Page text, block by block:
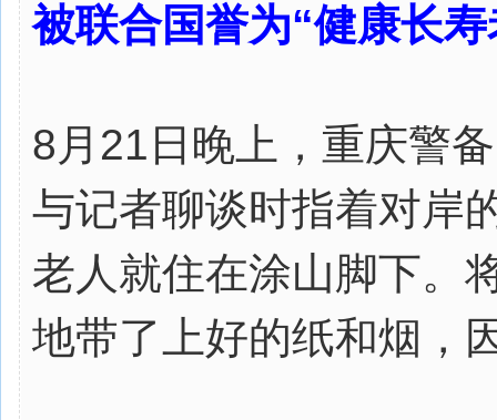
被联合国誉为“健康长
8月21日晚上，重庆警
与记者聊谈时指着对岸
老人就住在涂山脚下。
地带了上好的纸和烟，